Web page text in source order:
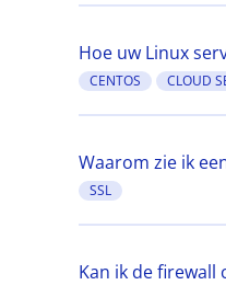
Hoe uw Linux
CENTOS CLOUD
Waarom zie ik
SSL
Kan ik de firewall